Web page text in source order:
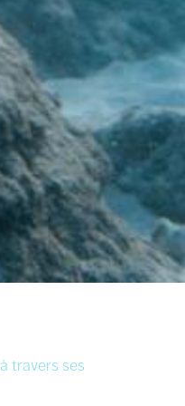
travers ses